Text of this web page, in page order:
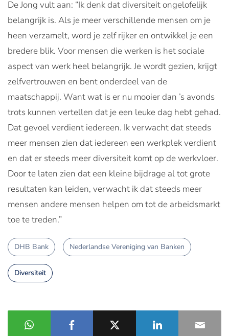
De Jong vult aan: “Ik denk dat diversiteit ongelofelijk
belangrijk is. Als je meer verschillende mensen om je
heen verzamelt, word je zelf rijker en ontwikkel je een
bredere blik. Voor mensen die werken is het sociale
aspect van werk heel belangrijk. Je wordt gezien, krijgt
zelfvertrouwen en bent onderdeel van de
maatschappij. Want wat is er nu mooier dan ’s avonds
trots kunnen vertellen dat je een leuke dag hebt gehad.
Dat gevoel verdient iedereen. Ik verwacht dat steeds
meer mensen zien dat iedereen een werkplek verdient
en dat er steeds meer diversiteit komt op de werkvloer.
Door te laten zien dat een kleine bijdrage al tot grote
resultaten kan leiden, verwacht ik dat steeds meer
mensen andere mensen helpen om tot de arbeidsmarkt
toe te treden.”
DHB Bank Nederlandse Vereniging van Banken
Diversiteit